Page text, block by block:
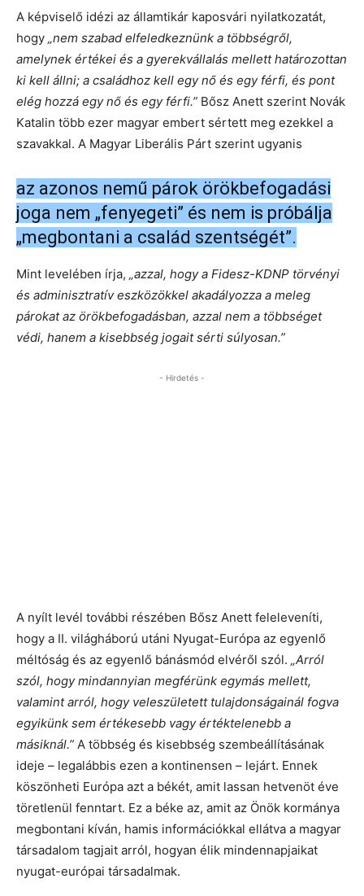
A képviselő idézi az államtikár kaposvári nyilatkozatát,
hogy „nem szabad elfeledkeznünk a többségről,
amelynek értékei és a gyerekvállalás mellett határozottan
ki kell állni; a családhoz kell egy nő és egy férfi, és pont
elég hozzá egy nő és egy férfi.” Bősz Anett szerint Novák
Katalin több ezer magyar embert sértett meg ezekkel a
szavakkal. A Magyar Liberális Párt szerint ugyanis
az azonos nemű párok örökbefogadási
joga nem „fenyegeti” és nem is próbálja
„megbontani a család szentségét”.
Mint levelében írja, „azzal, hogy a Fidesz-KDNP törvényi
és adminisztratív eszközökkel akadályozza a meleg
párokat az örökbefogadásban, azzal nem a többséget
védi, hanem a kisebbség jogait sérti súlyosan.”
- Hirdetés -
A nyílt levél további részében Bősz Anett feleleveníti,
hogy a II. világháború utáni Nyugat-Európa az egyenlő
méltóság és az egyenlő bánásmód elvéről szól. „Arról
szól, hogy mindannyian megférünk egymás mellett,
valamint arról, hogy veleszületett tulajdonságainál fogva
egyikünk sem értékesebb vagy értéktelenebb a
másiknál.” A többség és kisebbség szembeállításának
ideje – legalábbis ezen a kontinensen – lejárt. Ennek
köszönheti Európa azt a békét, amit lassan hetvenöt éve
töretlenül fenntart. Ez a béke az, amit az Önök kormánya
megbontani kíván, hamis információkkal ellátva a magyar
társadalom tagjait arról, hogyan élik mindennapjaikat
nyugat-európai társadalmak.